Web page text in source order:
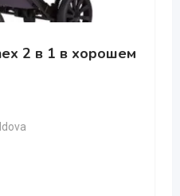
2 в 1 в хорошем